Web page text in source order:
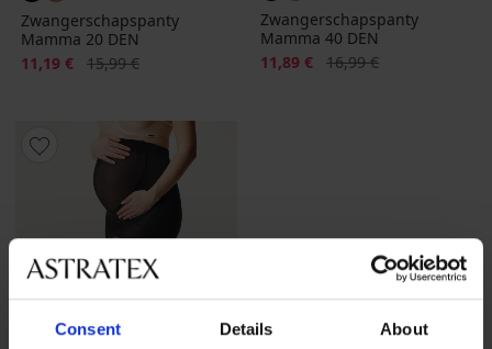
Consent Details About
Zwangerschapspanty
Mamma 20 DEN
Korting
11,19 € Oorspronkelijke prijs
15,99 €
Zwangerschapspanty
Mamma 40 DEN
Korting
11,89 € Oorspronkelijke prijs
16,99 €